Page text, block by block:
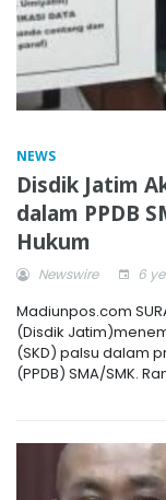
NEWS
Disdik Jatim
dalam PPDB
Hukum
Newswire 6
Madiunpos.com
(Disdik
(SKD) palsu dalam
(PPDB) SMA/SMK.